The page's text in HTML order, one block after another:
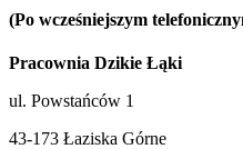
(Po wcześniejszym
Pracownia Dzikie Łąki
ul. Powstańców 1
43-173 Łaziska Górne